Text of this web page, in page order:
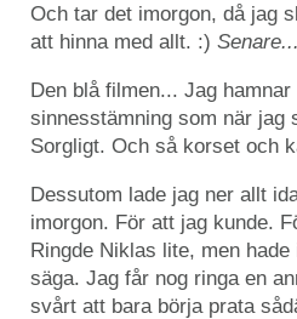
Och tar det imorgon, då jag
att hinna med allt. :) Senare...
Den blå filmen... Jag
sinnesstämning som när jag
Sorgligt. Och så korset och
Dessutom lade jag ner allt
imorgon. För att jag kunde.
Ringde Niklas lite, men
säga. Jag får nog ringa en
svårt att bara börja prata